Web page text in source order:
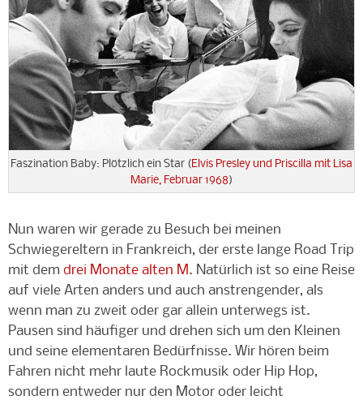
Faszination Baby: Plötzlich ein Star (Elvis Presley und Priscilla mit Lisa
Marie, Februar 1968)
Nun waren wir gerade zu Besuch bei meinen
Schwiegereltern in Frankreich, der erste lange Road Trip
mit dem drei Monate alten M . Natürlich ist so eine Reise
auf viele Arten anders und auch anstrengender, als
wenn man zu zweit oder gar allein unterwegs ist.
Pausen sind häufiger und drehen sich um den Kleinen
und seine elementaren Bedürfnisse. Wir hören beim
Fahren nicht mehr laute Rockmusik oder Hip Hop,
sondern entweder nur den Motor oder leicht